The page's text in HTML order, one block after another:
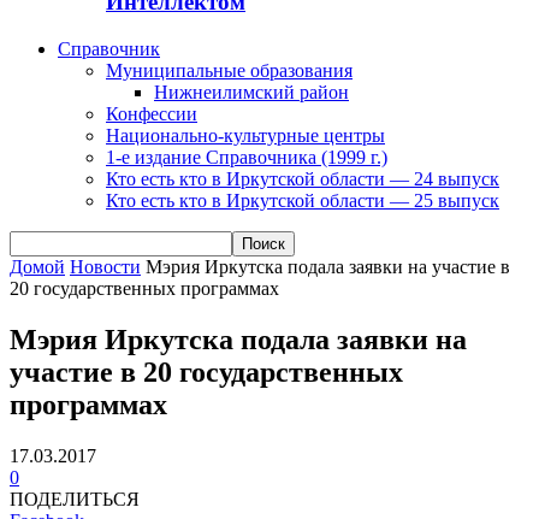
Справочник
Муниципальные образования
Нижнеилимский район
Конфессии
Национально-культурные центры
1-е издание Справочника (1999 г.)
Кто есть кто в Иркутской области — 24 выпуск
Кто есть кто в Иркутской области — 25 выпуск
Домой Новости Мэрия Иркутска подала заявки на участие в
20 государственных программах
Мэрия Иркутска подала заявки на
участие в 20 государственных
программах
17.03.2017
0
ПОДЕЛИТЬСЯ